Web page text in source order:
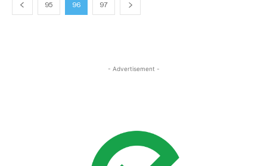
95 96 97
- Advertisement -